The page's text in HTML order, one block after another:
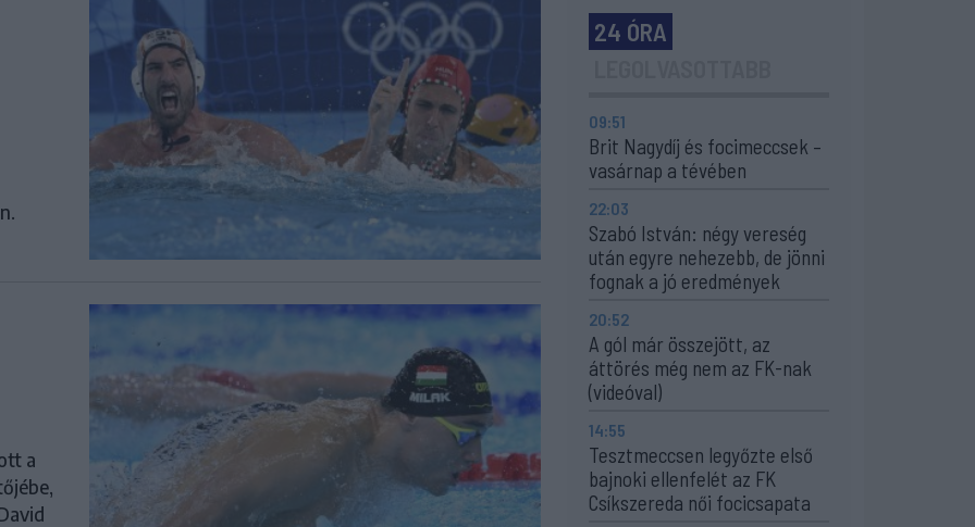
a
24 ÓRA
09:51
Brit Nagydíj és focimeccsek –
vasárnap a tévében
22:03
Szabó István: négy vereség
után egyre nehezebb, de jönni
fognak a jó eredmények
20:52
A gól már összejött, az
áttörés még nem az FK-nak
(videóval)
14:55
Tesztmeccsen legyőzte első
bajnoki ellenfelét az FK
Csíkszereda női focicsapata